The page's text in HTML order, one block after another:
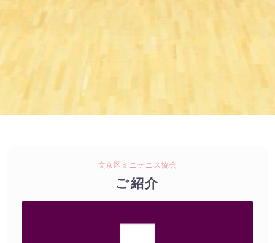
文京区ミニテニス協会
ご紹介